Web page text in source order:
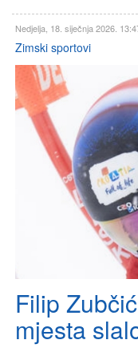
Nedjelja, 18. siječnja 2026.
Zimski sportovi
Filip
mjesta